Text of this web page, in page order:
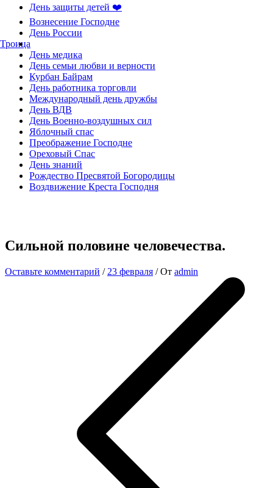
День защиты детей ❤️
Вознесение Господне
День России
Троица
День медика
День семьи любви и верности
Курбан Байрам
День работника торговли
Международный день дружбы
День ВДВ
День Военно-воздушных сил
Яблочный спас
Преображение Господне
Ореховый Спас
День знаний
Рождество Пресвятой Богородицы
Воздвижение Креста Господня
Сильной половине человечества.
Оставьте комментарий / 23 февраля / От admin